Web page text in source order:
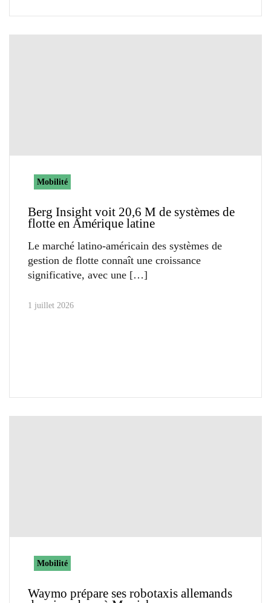
Mobilité
Berg Insight voit 20,6 M de systèmes de
flotte en Amérique latine
Le marché latino-américain des systèmes de
gestion de flotte connaît une croissance
significative, avec une
1 juillet 2026
Mobilité
Waymo prépare ses robotaxis allemands